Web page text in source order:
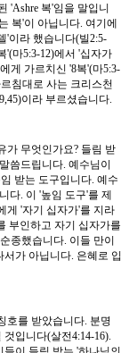
'Ashre 복'임을 말입니
복'이 아닙니다. 여기에
'이라 했습니다(빌2:5-
'(마5:3-12)에서 '십자가
게 가르치신 '8복'(마5:3-
침대로 사는 크리스천
이라 부르셨습니다.
가 무엇인가요? 들림 받
씀드립니다. 예수님이
받는 도구입니다. 예수
다. 이 '높임 도구'를 제
게 '자기 십자가'를 지라
부인하고 자기 십자가를
종했습니다. 이들 만이
가 아닙니다. 은혜로 입
호를 받았습니다. 분명
입니다(살전4:14-16).